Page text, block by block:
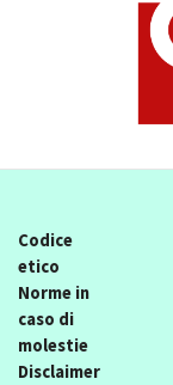
Codice
etico
Norme in
caso di
molestie
Disclaimer